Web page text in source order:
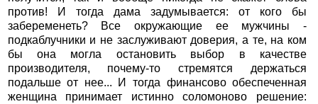
против! И тогда дама задумывается: от кого бы
забеременеть? Все окружающие ее мужчины -
подкаблучники и не заслуживают доверия, а те, на ком
бы она могла остановить выбор в качестве
производителя, почему-то стремятся держаться
подальше от нее... И тогда финансово обеспеченная
женщина принимает истинно соломоново решение: